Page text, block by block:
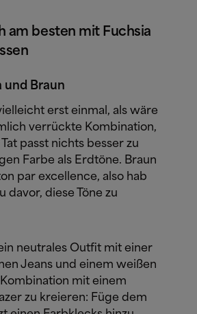
am besten mit Fuchsia
und Braun
erst einmal, als wäre
verrückte Kombination,
passt nichts besser zu
Farbe als Erdtöne. Braun
par excellence, also hab
davor, diese Töne zu
neutrales Outfit mit einer
Jeans und einem weißen
mit einem
zu kreieren: Füge dem